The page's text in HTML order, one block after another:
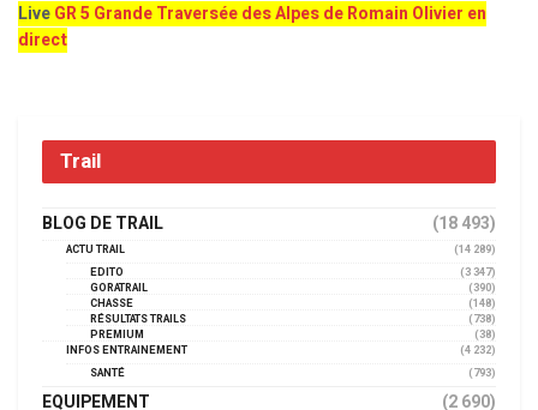
LiveGR 5 Grande Traversée des Alpes de Romain Olivier en
direct
Trail
BLOG DE TRAIL (18 493)
ACTU TRAIL
(14 289)
EDITO
(3 347)
GORATRAIL
(390)
CHASSE
(148)
RÉSULTATS TRAILS
(738)
PREMIUM
(38)
INFOS ENTRAINEMENT
(4 232)
SANTÉ
(793)
EQUIPEMENT (2 690)